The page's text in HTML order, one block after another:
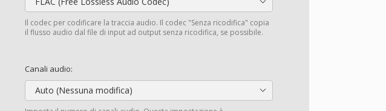
Il codec per codificare la traccia audio. Il codec "Senza ricodifica" copia
il flusso audio dal file di input ad output senza ricodifica, se possibile.
Canali audio:
Auto (Nessuna modifica)